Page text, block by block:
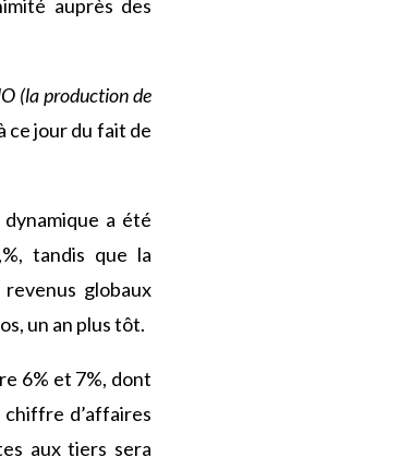
auprès des
(la production de
ce jour du fait de
a été
tandis que la
globaux
un an plus tôt.
6% et 7%, dont
chiffre d’affaires
aux tiers sera